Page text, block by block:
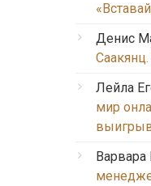
Денис
Лейла
мир